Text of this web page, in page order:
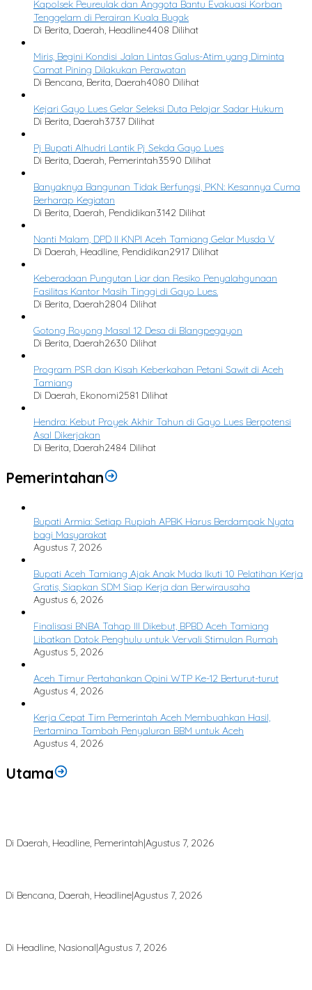
Kapolsek Peureulak dan Anggota Bantu Evakuasi Korban
Tenggelam di Perairan Kuala Bugak
Di Berita, Daerah, Headline4408 Dilihat
Miris, Begini Kondisi Jalan Lintas Galus-Atim yang Diminta
Camat Pining Dilakukan Perawatan
Di Bencana, Berita, Daerah4080 Dilihat
Kejari Gayo Lues Gelar Seleksi Duta Pelajar Sadar Hukum
Di Berita, Daerah3737 Dilihat
Pj Bupati Alhudri Lantik Pj Sekda Gayo Lues
Di Berita, Daerah, Pemerintah3590 Dilihat
Banyaknya Bangunan Tidak Berfungsi, PKN: Kesannya Cuma
Berharap Kegiatan
Di Berita, Daerah, Pendidikan3142 Dilihat
Nanti Malam, DPD II KNPI Aceh Tamiang Gelar Musda V
Di Daerah, Headline, Pendidikan2917 Dilihat
Keberadaan Pungutan Liar dan Resiko Penyalahgunaan
Fasilitas Kantor Masih Tinggi di Gayo Lues.
Di Berita, Daerah2804 Dilihat
Gotong Royong Masal 12 Desa di Blangpegayon
Di Berita, Daerah2630 Dilihat
Program PSR dan Kisah Keberkahan Petani Sawit di Aceh
Tamiang
Di Daerah, Ekonomi2581 Dilihat
Hendra: Kebut Proyek Akhir Tahun di Gayo Lues Berpotensi
Asal Dikerjakan
Di Berita, Daerah2484 Dilihat
Pemerintahan
Bupati Armia: Setiap Rupiah APBK Harus Berdampak Nyata
bagi Masyarakat
Agustus 7, 2026
Bupati Aceh Tamiang Ajak Anak Muda Ikuti 10 Pelatihan Kerja
Gratis, Siapkan SDM Siap Kerja dan Berwirausaha
Agustus 6, 2026
Finalisasi BNBA Tahap III Dikebut, BPBD Aceh Tamiang
Libatkan Datok Penghulu untuk Vervali Stimulan Rumah
Agustus 5, 2026
Aceh Timur Pertahankan Opini WTP Ke-12 Berturut-turut
Agustus 4, 2026
Kerja Cepat Tim Pemerintah Aceh Membuahkan Hasil,
Pertamina Tambah Penyaluran BBM untuk Aceh
Agustus 4, 2026
Utama
Di Daerah, Headline, Pemerintah|Agustus 7, 2026
Di Bencana, Daerah, Headline|Agustus 7, 2026
Di Headline, Nasional|Agustus 7, 2026